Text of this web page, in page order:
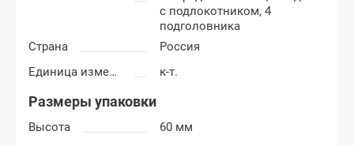
с подлокотником, 4
подголовника
Страна
Россия
Единица измерения
к-т.
Размеры упаковки
Высота
60 мм